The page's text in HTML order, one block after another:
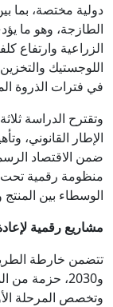
الطازجة، وهو ما
الزراعية وارتفاع
اللوجستيك
في فترات الذروة
وتقترح الدراسة
الإطار القانوني،
ضمن الاقتصاد
منظومة رقمية تحت
الوسطاء بين
مشاريع رقمية
و2030، حزمة